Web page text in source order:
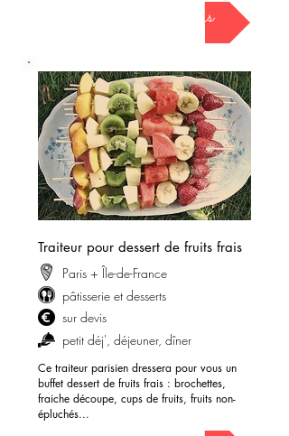
demander mon devis
Traiteur pour dessert de fruits frais
Paris + Île-de-France
pâtisserie et desserts
sur devis
petit déj', déjeuner, dîner
Ce traiteur parisien dressera pour vous un
buffet dessert de fruits frais : brochettes,
fraiche découpe, cups de fruits, fruits non-
épluchés...